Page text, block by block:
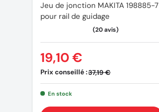
Jeu de jonction MAKITA 198885-7
pour rail de guidage
Prix conseillé :37,19 €
19,10 €
En stock